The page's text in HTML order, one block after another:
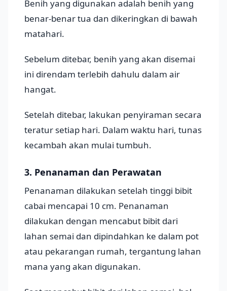
Benih yang digunakan adalah benih yang
benar-benar tua dan dikeringkan di bawah
matahari.
Sebelum ditebar, benih yang akan disemai
ini direndam terlebih dahulu dalam air
hangat.
Setelah ditebar, lakukan penyiraman secara
teratur setiap hari. Dalam waktu hari, tunas
kecambah akan mulai tumbuh.
3. Penanaman dan Perawatan
Penanaman dilakukan setelah tinggi bibit
cabai mencapai 10 cm. Penanaman
dilakukan dengan mencabut bibit dari
lahan semai dan dipindahkan ke dalam pot
atau pekarangan rumah, tergantung lahan
mana yang akan digunakan.